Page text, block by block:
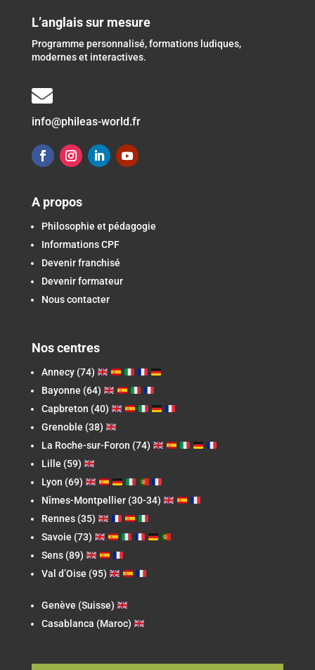
L’anglais sur mesure
Programme personnalisé, formations ludiques,
modernes et interactives.

info@phileas-world.fr
A propos
Philosophie et pédagogie
Informations CPF
Devenir franchisé
Devenir formateur
Nous contacter
Nos centres
Annecy (74)
Bayonne (64)
Capbreton (40)
Grenoble (38)
La Roche-sur-Foron (74)
Lille (59)
Lyon (69)
Nîmes-Montpellier (30-34)
Rennes (35)
Savoie (73)
Sens (89)
Val d’Oise (95)
Genève (Suisse)
Casablanca (Maroc)